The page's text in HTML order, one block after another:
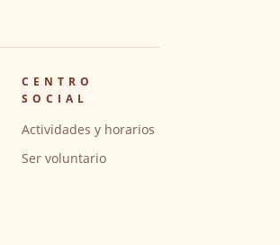
CENTRO
SOCIAL
Actividades y horarios
Ser voluntario